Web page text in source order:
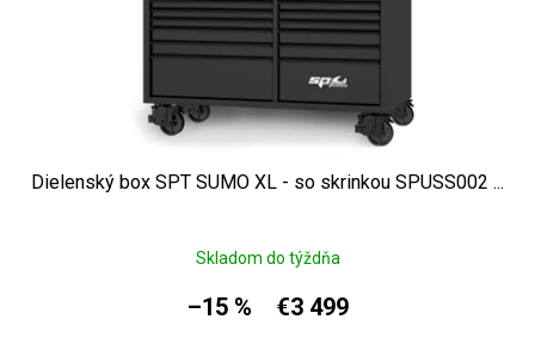
Dielenský box SPT SUMO XL - so skrinkou SPUSS002 ...
Skladom do týždňa
–15 % €3 499